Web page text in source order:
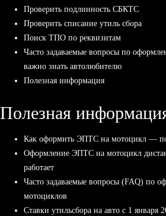
Проверить подлинность СБКТС
Проверить списание утиль сбора
Поиск ТПО по реквизитам
Часто задаваемые вопросы по
важно знать автолюбителю
Полезная информация
Полезная
Как оформить ЭПТС на мотоцикл —
Оформление ЭПТС на мотоцикл
работает
Часто задаваемые вопросы (FAQ) по
мотоциклов
Ставки утильсбора на авто с 1 января